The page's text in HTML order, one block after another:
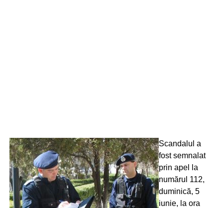
Scandalul a
fost semnalat
prin apel la
numărul 112,
duminică, 5
iunie, la ora